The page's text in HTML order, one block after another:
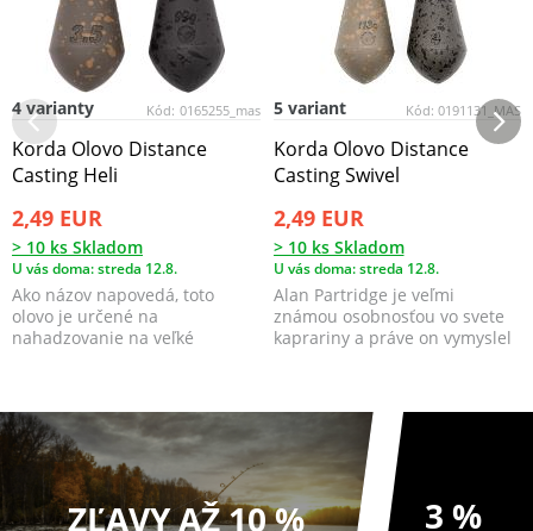
Kód: 0165255_mas
4 varianty
Korda Olovo Distance
Casting Heli
2,49 EUR
> 10 ks Skladom
U vás doma: streda 12.8.
Ako názov napovedá, toto
olovo je určené na
nahadzovanie na veľké
Kód: 0191131_MAS
5 variant
Korda Olovo Distance
Casting Swivel
2,49 EUR
> 10 ks Skladom
U vás doma: streda 12.8.
Alan Partridge je veľmi
známou osobnosťou vo svete
kaprariny a práve on vymyslel
ZĽAVY AŽ 10 % 3 %